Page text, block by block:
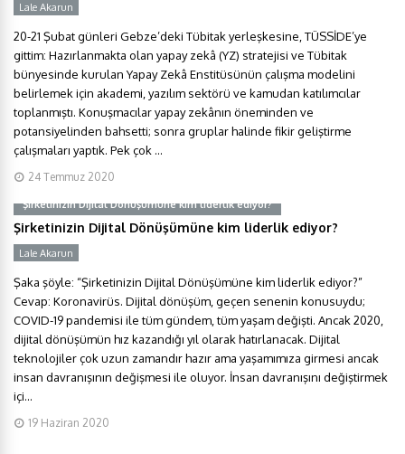
Lale Akarun
20-21 Şubat günleri Gebze’deki Tübitak yerleşkesine, TÜSSİDE’ye
gittim: Hazırlanmakta olan yapay zekâ (YZ) stratejisi ve Tübitak
bünyesinde kurulan Yapay Zekâ Enstitüsünün çalışma modelini
belirlemek için akademi, yazılım sektörü ve kamudan katılımcılar
toplanmıştı. Konuşmacılar yapay zekânın öneminden ve
potansiyelinden bahsetti; sonra gruplar halinde fikir geliştirme
çalışmaları yaptık. Pek çok ...
24 Temmuz 2020
Şirketinizin Dijital Dönüşümüne kim liderlik ediyor?
Şirketinizin Dijital Dönüşümüne kim liderlik ediyor?
Lale Akarun
Şaka şöyle: “Şirketinizin Dijital Dönüşümüne kim liderlik ediyor?”
Cevap: Koronavirüs. Dijital dönüşüm, geçen senenin konusuydu;
COVID-19 pandemisi ile tüm gündem, tüm yaşam değişti. Ancak 2020,
dijital dönüşümün hız kazandığı yıl olarak hatırlanacak. Dijital
teknolojiler çok uzun zamandır hazır ama yaşamımıza girmesi ancak
insan davranışının değişmesi ile oluyor. İnsan davranışını değiştirmek
içi...
19 Haziran 2020